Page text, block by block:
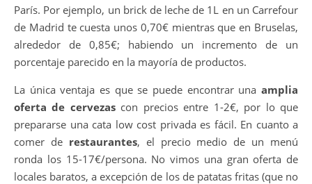
París. Por ejemplo, un brick de leche de 1L en un Carrefour
de Madrid te cuesta unos 0,70€ mientras que en Bruselas,
alrededor de 0,85€; habiendo un incremento de un
porcentaje parecido en la mayoría de productos.
La única ventaja es que se puede encontrar una amplia
oferta de cervezascon precios entre 1-2€, por lo que
prepararse una cata low cost privada es fácil. En cuanto a
comer de restaurantes, el precio medio de un menú
ronda los 15-17€/persona. No vimos una gran oferta de
locales baratos, a excepción de los de patatas fritas (que no